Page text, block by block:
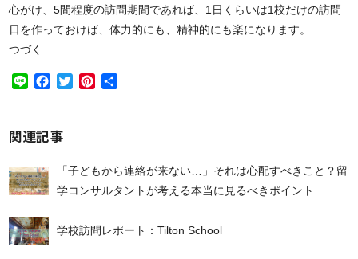
心がけ、5間程度の訪問期間であれば、1日くらいは1校だけの訪問
日を作っておけば、体力的にも、精神的にも楽になります。
つづく
Line Facebook
TwitterPinterest
関連記事
「子どもから連絡が来ない…」それは心配すべきこと？留
学コンサルタントが考える本当に見るべきポイント
学校訪問レポート：Tilton School